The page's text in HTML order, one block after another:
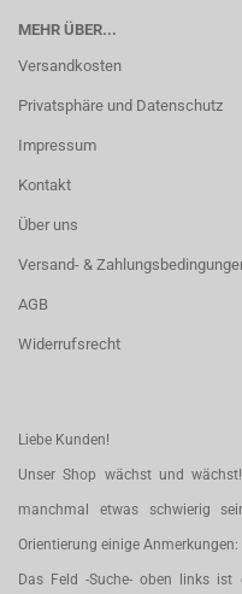
MEHR ÜBER...
Versandkosten
Privatsphäre und Datenschutz
Impressum
Kontakt
Über uns
Versand- &
AGB
Widerrufsrecht
Liebe Kunden!
Unser Shop wächst und
manchmal etwas schwierig
Orientierung einige Anmerkungen:
Das Feld -Suche- oben links ist